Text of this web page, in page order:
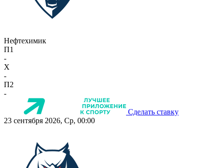
Нефтехимик
П1
-
X
-
П2
-
Сделать ставку
23 сентября 2026, Ср, 00:00